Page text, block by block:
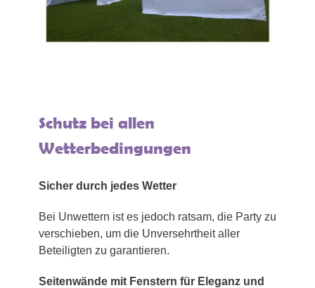
Schutz bei allen
Wetterbedingungen
Sicher durch jedes Wetter
Bei Unwettern ist es jedoch ratsam, die Party zu
verschieben, um die Unversehrtheit aller
Beteiligten zu garantieren.
Seitenwände mit Fenstern für Eleganz und